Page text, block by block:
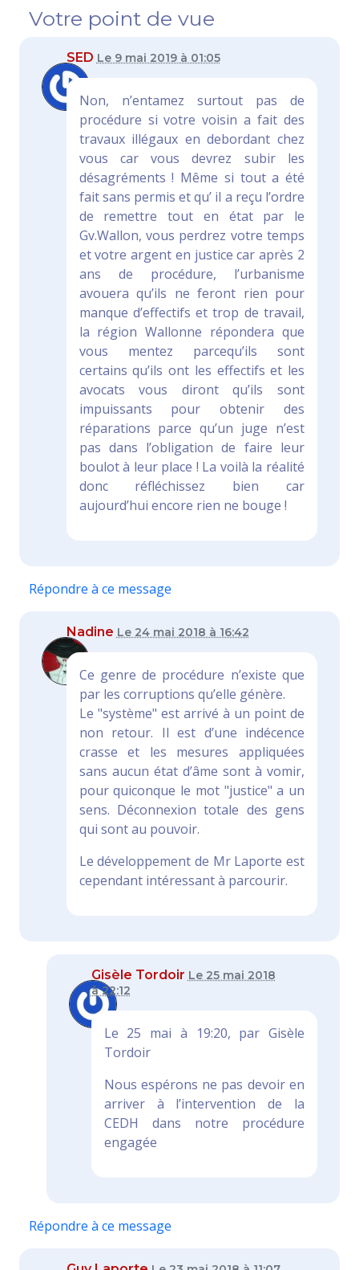
Votre point de vue
SED Le 9 mai 2019 à 01:05
Non, n’entamez surtout pas de
procédure si votre voisin a fait des
travaux illégaux en debordant chez
vous car vous devrez subir les
désagréments ! Même si tout a été
fait sans permis et qu’ il a reçu l’ordre
de remettre tout en état par le
Gv.Wallon, vous perdrez votre temps
et votre argent en justice car après 2
ans de procédure, l’urbanisme
avouera qu’ils ne feront rien pour
manque d’effectifs et trop de travail,
la région Wallonne répondera que
vous mentez parcequ’ils sont
certains qu’ils ont les effectifs et les
avocats vous diront qu’ils sont
impuissants pour obtenir des
réparations parce qu’un juge n’est
pas dans l’obligation de faire leur
boulot à leur place ! La voilà la réalité
donc réfléchissez bien car
aujourd’hui encore rien ne bouge !
Répondre à ce message
Nadine Le 24 mai 2018 à 16:42
Ce genre de procédure n’existe que
par les corruptions qu’elle génère.
Le "système" est arrivé à un point de
non retour. Il est d’une indécence
crasse et les mesures appliquées
sans aucun état d’âme sont à vomir,
pour quiconque le mot "justice" a un
sens. Déconnexion totale des gens
qui sont au pouvoir.
Le développement de Mr Laporte est
cependant intéressant à parcourir.
Gisèle Tordoir Le 25 mai 2018
à 22:12
Le 25 mai à 19:20, par Gisèle
Tordoir
Nous espérons ne pas devoir en
arriver à l’intervention de la
CEDH dans notre procédure
engagée
Répondre à ce message